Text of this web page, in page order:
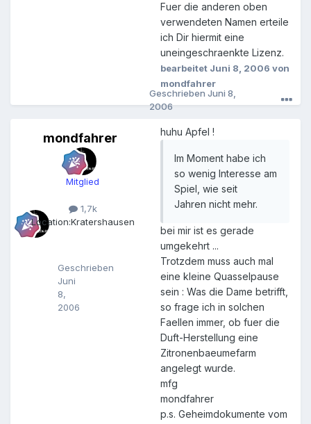
Fuer die anderen oben
verwendeten Namen erteile
ich Dir hiermit eine
uneingeschraenkte Lizenz.
bearbeitet Juni 8, 2006 von
mondfahrer
m
o
n
r
Geschrieben
Juni
8,
2006
mondfahrer
Mitglied
1,7k
Location:Kratershausen
Geschrieben Juni 8,
2006
huhu Apfel !
Im Moment habe ich
so wenig Interesse am
Spiel, wie seit
Jahren nicht mehr.
bei mir ist es gerade
umgekehrt ...
Trotzdem muss auch mal
eine kleine Quasselpause
sein : Was die Dame betrifft,
so frage ich in solchen
Faellen immer, ob fuer die
Duft-Herstellung eine
Zitronenbaeumefarm
angelegt wurde.
mfg
mondfahrer
p.s. Geheimdokumente vom